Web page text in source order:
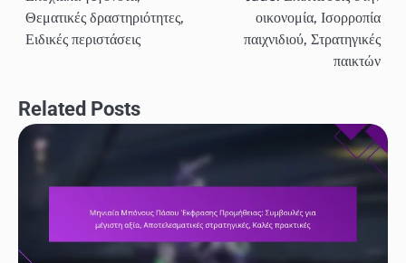
navigation
Θεματικές δραστηριότητες,
Ειδικές περιστάσεις
οικονομία, Ισορροπία
παιχνιδιού, Στρατηγικές
παικτών
Related Posts